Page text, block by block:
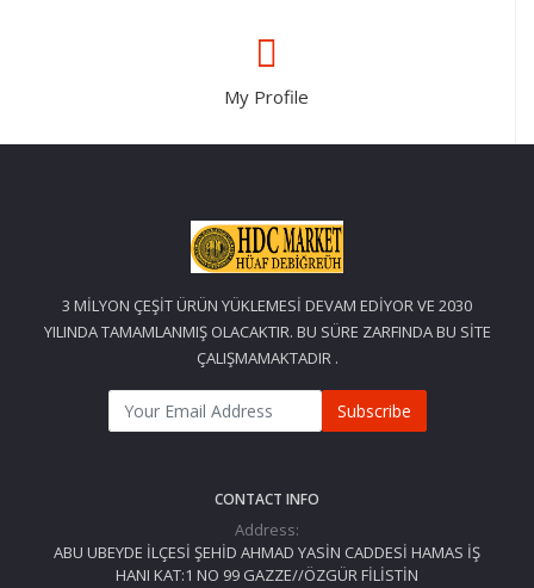
My Profile
3 MİLYON ÇEŞİT ÜRÜN YÜKLEMESİ DEVAM EDİYOR VE 2030
YILINDA TAMAMLANMIŞ OLACAKTIR. BU SÜRE ZARFINDA BU SİTE
ÇALIŞMAMAKTADIR .
Subscribe
CONTACT INFO
Address:
ABU UBEYDE İLÇESİ ŞEHİD AHMAD YASİN CADDESİ HAMAS İŞ
HANI KAT:1 NO 99 GAZZE//ÖZGÜR FİLİSTİN